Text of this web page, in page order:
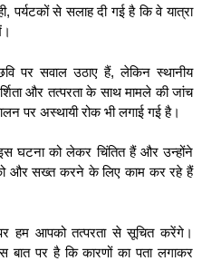
से सलाह दी गई है कि वे यात्रा
पर सवाल उठाए हैं, लेकिन स्थानीय
और तत्परता के साथ मामले की जांच
पर अस्थायी रोक भी लगाई गई है।
घटना को लेकर चिंतित हैं और उन्होंने
को और सख्त करने के लिए काम कर रहे हैं
आपको तत्परता से सूचित करेंगे।
बात पर है कि कारणों का पता लगाकर